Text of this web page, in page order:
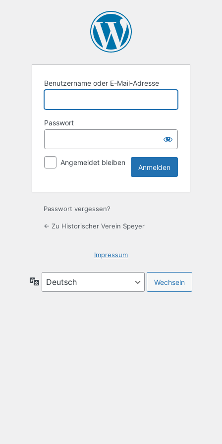
Benutzername oder E-Mail-Adresse
Passwort
Angemeldet bleiben
Passwort vergessen?
← Zu Historischer Verein Speyer
Impressum
Sprache